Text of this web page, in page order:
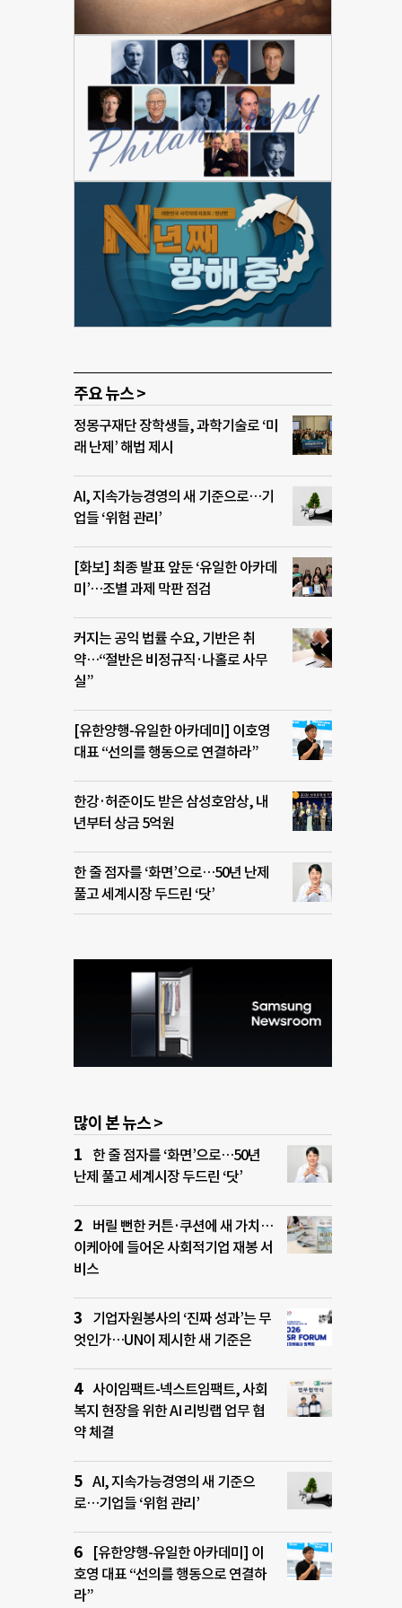
주요 뉴스 >
정몽구재단 장학생들, 과학기술로 ‘미
래 난제’ 해법 제시
AI, 지속가능경영의 새 기준으로…기
업들 ‘위험 관리’
[화보] 최종 발표 앞둔 ‘유일한 아카데
미’…조별 과제 막판 점검
커지는 공익 법률 수요, 기반은 취
약…“절반은 비정규직·나홀로 사무
실”
[유한양행-유일한 아카데미] 이호영
대표 “선의를 행동으로 연결하라”
한강·허준이도 받은 삼성호암상, 내
년부터 상금 5억원
한 줄 점자를 ‘화면’으로…50년 난제
풀고 세계시장 두드린 ‘닷’
많이 본 뉴스 >
한 줄 점자를 ‘화면’으로…50년
난제 풀고 세계시장 두드린 ‘닷’
버릴 뻔한 커튼·쿠션에 새 가치…
이케아에 들어온 사회적기업 재봉 서
비스
기업자원봉사의 ‘진짜 성과’는 무
엇인가…UN이 제시한 새 기준은
사이임팩트-넥스트임팩트, 사회
복지 현장을 위한 AI 리빙랩 업무 협
약 체결
AI, 지속가능경영의 새 기준으
로…기업들 ‘위험 관리’
[유한양행-유일한 아카데미] 이
호영 대표 “선의를 행동으로 연결하
라”